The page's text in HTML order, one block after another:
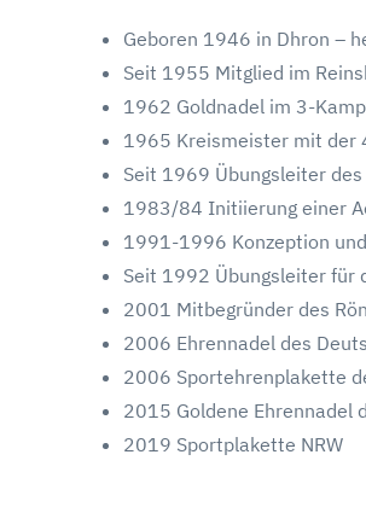
Geboren 1946 in Dhron –
Seit 1955 Mitglied im
1962 Goldnadel im 3-
1965 Kreismeister mit
Seit 1969 Übungsleiter
1983/84 Initiierung einer
1991-1996 Konzeption
Seit 1992 Übungsleiter für
2001 Mitbegründer des
2006 Ehrennadel des
2006 Sportehrenplakette
2015 Goldene Ehrennadel
2019 Sportplakette NRW